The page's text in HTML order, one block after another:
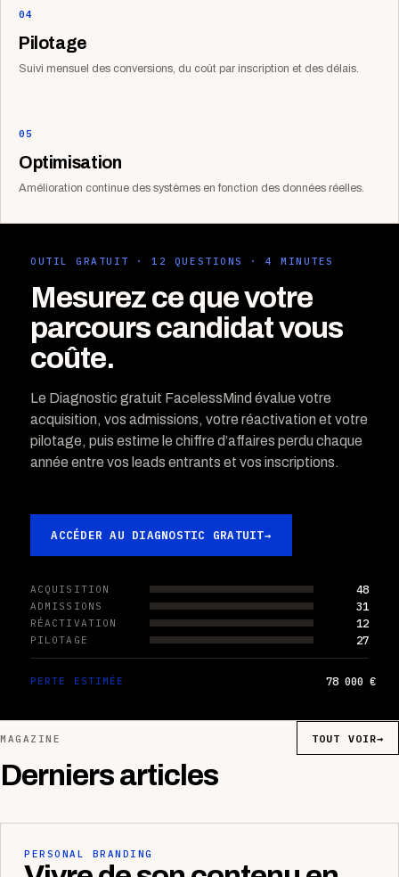
04
Pilotage
Suivi mensuel des conversions, du coût par inscription et des délais.
05
Optimisation
Amélioration continue des systèmes en fonction des données réelles.
OUTIL GRATUIT · 12 QUESTIONS · 4 MINUTES
Mesurez ce que votre
parcours candidat vous
coûte.
Le Diagnostic gratuit FacelessMind évalue votre
acquisition, vos admissions, votre réactivation et votre
pilotage, puis estime le chiffre d’affaires perdu chaque
année entre vos leads entrants et vos inscriptions.
ACCÉDER AU DIAGNOSTIC GRATUIT→
ACQUISITION 48
ADMISSIONS 31
RÉACTIVATION 12
PILOTAGE 27
PERTE ESTIMÉE 78 000 €
MAGAZINE
Derniers articles
TOUT VOIR→
PERSONAL BRANDING